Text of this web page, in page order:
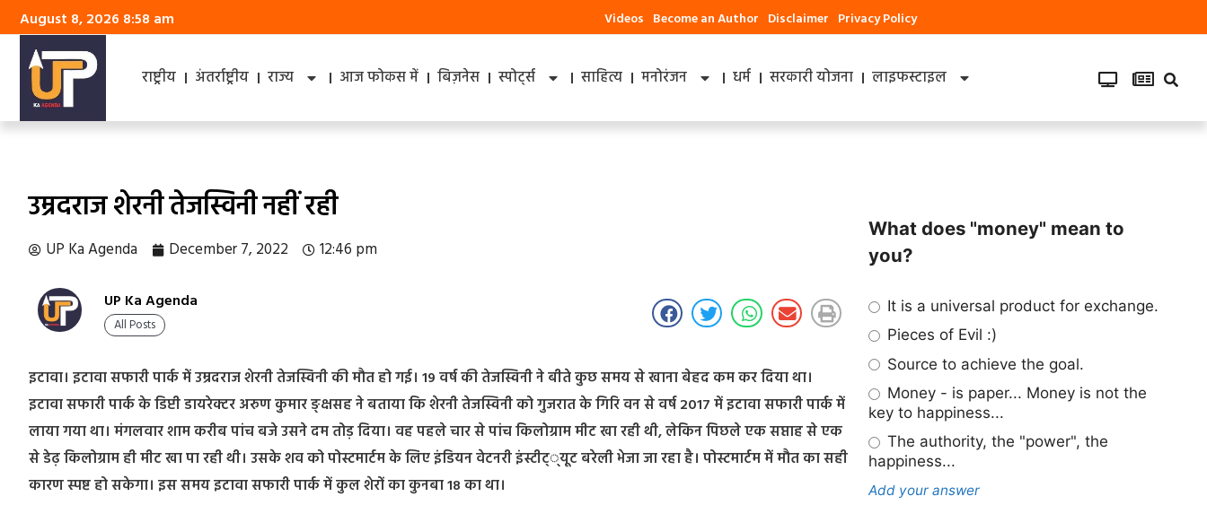
August 8, 2026 8:58 am Videos Become an Author Disclaimer Privacy Policy
राष्ट्रीय अंतर्राष्ट्रीय राज्य आज फोकस में बिज़नेस स्पोर्ट्स साहित्य मनोरंजन धर्म सरकारी योजना लाइफस्टाइल
उम्रदराज शेरनी तेजस्विनी नहीं रही
UP Ka Agenda December 7, 2022 12:46 pm
UP Ka Agenda
All Posts
इटावा। इटावा सफारी पार्क में उम्रदराज शेरनी तेजस्विनी की मौत हो गई। 19 वर्ष की तेजस्विनी ने बीते कुछ समय से खाना बेहद कम कर दिया था।
इटावा सफारी पार्क के डिप्टी डायरेक्टर अरुण कुमार ङ्क्षसह ने बताया कि शेरनी तेजस्विनी को गुजरात के गिरि वन से वर्ष 2017 में इटावा सफारी पार्क में
लाया गया था। मंगलवार शाम करीब पांच बजे उसने दम तोड़ दिया। वह पहले चार से पांच किलोग्राम मीट खा रही थी, लेकिन पिछले एक सप्ताह से एक
से डेढ़ किलोग्राम ही मीट खा पा रही थी। उसके शव को पोस्टमार्टम के लिए इंडियन वेटनरी इंस्टीट््यूट बरेली भेजा जा रहा है। पोस्टमार्टम में मौत का सही
कारण स्पष्ट हो सकेगा। इस समय इटावा सफारी पार्क में कुल शेरों का कुनबा 18 का था।
What does "money" mean to
you?
It is a universal product for exchange.
Pieces of Evil :)
Source to achieve the goal.
Money - is paper... Money is not the
key to happiness...
The authority, the "power", the
happiness...
Add your answer